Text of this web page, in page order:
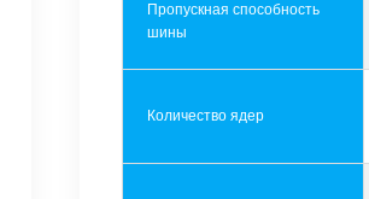
Пропускная способность
шины
Количество ядер